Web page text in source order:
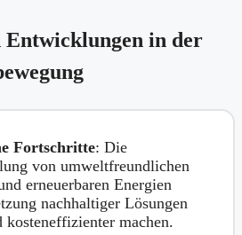
in der
Fortschritte: Die
von umweltfreundlichen
erneuerbaren Energien
nachhaltiger Lösungen
kosteneffizienter machen.